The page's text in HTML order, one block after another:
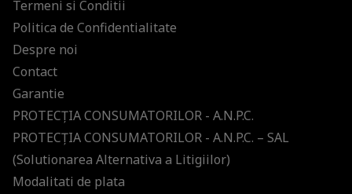
Termeni si Conditii
Politica de Confidentialitate
Despre noi
Contact
Garantie
PROTECŢIA CONSUMATORILOR - A.N.P.C.
PROTECŢIA CONSUMATORILOR - A.N.P.C. – SAL
(Solutionarea Alternativa a Litigiilor)
Modalitati de plata